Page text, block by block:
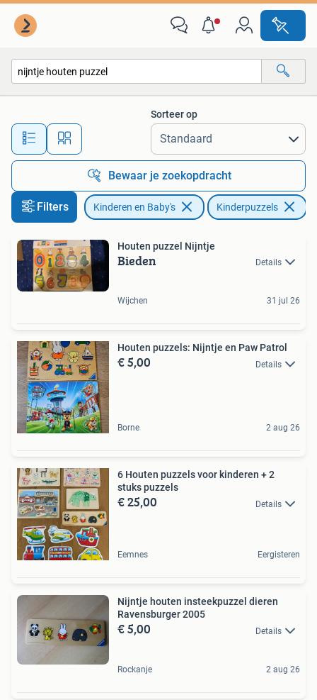
Alle afstanden…
Sorteer op
Bewaar je zoekopdracht
Filters Kinderen en Baby's Kinderpuzzels
Houten puzzel Nijntje
Bieden Details
Wijchen 31 jul 26
Houten puzzels: Nijntje en Paw Patrol
€ 5,00 Details
Borne 2 aug 26
6 Houten puzzels voor kinderen + 2
stuks puzzels
€ 25,00 Details
Eemnes Eergisteren
Nijntje houten insteekpuzzel dieren
Ravensburger 2005
€ 5,00 Details
Rockanje 2 aug 26